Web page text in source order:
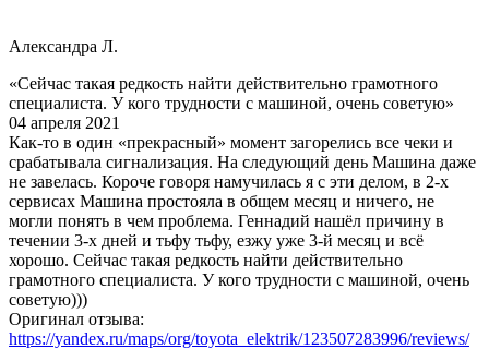
Александра Л.
«Сейчас такая редкость найти действительно грамотного
специалиста. У кого трудности с машиной, очень советую»
04 апреля 2021
Как-то в один «прекрасный» момент загорелись все чеки и
срабатывала сигнализация. На следующий день Машина даже
не завелась. Короче говоря намучилась я с эти делом, в 2-х
сервисах Машина простояла в общем месяц и ничего, не
могли понять в чем проблема. Геннадий нашёл причину в
течении 3-х дней и тьфу тьфу, езжу уже 3-й месяц и всё
хорошо. Сейчас такая редкость найти действительно
грамотного специалиста. У кого трудности с машиной, очень
советую)))
Оригинал отзыва:
https://yandex.ru/maps/org/toyota_elektrik/123507283996/reviews/